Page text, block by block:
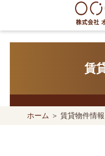
content
世田
却
賃
ホーム ＞ 賃貸物件情報